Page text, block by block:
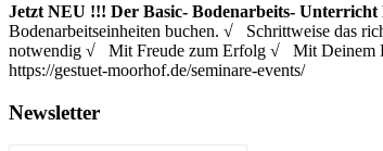
Jetzt NEU !!! Der Basic- Bodenarbeits- Unterricht
Bodenarbeitseinheiten buchen. √ Schrittweise das
notwendig √ Mit Freude zum Erfolg √ Mit Deinem
https://gestuet-moorhof.de/seminare-events/
Newsletter